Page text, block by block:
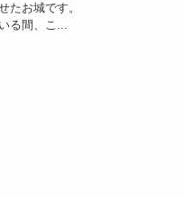
たお城です。
る間、こ...